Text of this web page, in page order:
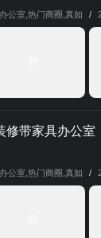
公室 热门商圈 真如 /
修带家具办公室
公室 热门商圈 真如 /